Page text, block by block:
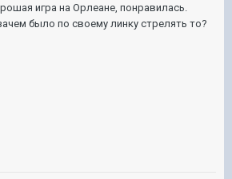
игра на Орлеане, понравилась.
было по своему линку стрелять то?